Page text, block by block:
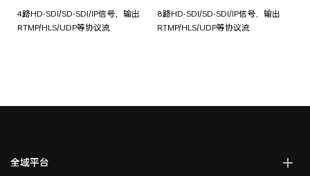
4路HD-SDI/SD-SDI/IP信号，输出
RTMP/HLS/UDP等协议流
8路HD-SDI/SD-SDI/IP信号，输出
RTMP/HLS/UDP等协议流
全域平台